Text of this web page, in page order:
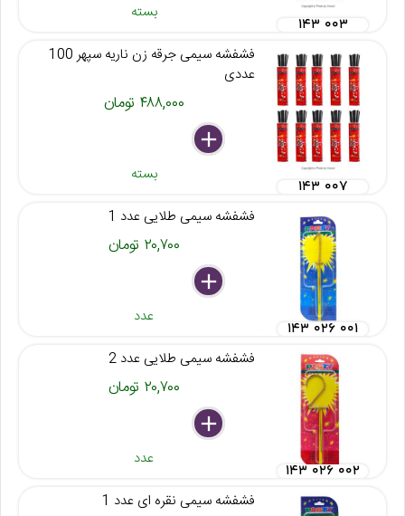
بسته
۱۴۳ ۰۰۳
فشفشه سیمی جرقه زن ناریه سپهر 100
عددی
۴۸۸,۰۰۰ تومان
delete
remove
add
بسته
۱۴۳ ۰۰۷
فشفشه سیمی طلایی عدد 1
۲۰,۷۰۰ تومان
delete
remove
add
عدد
۱۴۳ ۰۲۶ ۰۰۱
فشفشه سیمی طلایی عدد 2
۲۰,۷۰۰ تومان
delete
remove
add
عدد
۱۴۳ ۰۲۶ ۰۰۲
فشفشه سیمی نقره ای عدد 1